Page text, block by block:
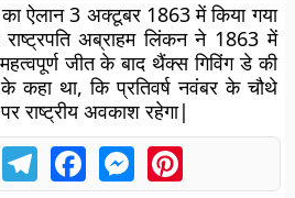
का ऐलान 3 अक्टूबर 1863 में किया गया
अब्राहम लिंकन ने 1863 में
जीत के बाद थैंक्स गिविंग डे की
कहा था, कि प्रतिवर्ष नवंबर के चौथे
राष्ट्रीय अवकाश रहेगा|
TelegramFacebookMessengerPinterest